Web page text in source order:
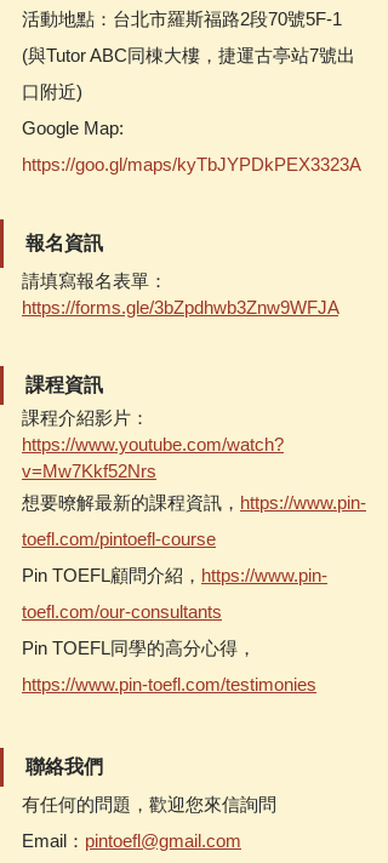
活動地點：台北市羅斯福路2段70號5F-1
(與Tutor ABC同棟大樓，捷運古亭站7號出
口附近)
Google Map:
https://goo.gl/maps/kyTbJYPDkPEX3323A
報名資訊
請填寫報名表單：
https://forms.gle/3bZpdhwb3Znw9WFJA
課程資訊
課程介紹影片：
https://www.youtube.com/watch?
v=Mw7Kkf52Nrs
想要暸解最新的課程資訊， https://www.pin-
toefl.com/pintoefl-course
Pin TOEFL顧問介紹， https://www.pin-
toefl.com/our-consultants
Pin TOEFL同學的高分心得，
https://www.pin-toefl.com/testimonies
聯絡我們
有任何的問題，歡迎您來信詢問
Email： pintoefl@gmail.com